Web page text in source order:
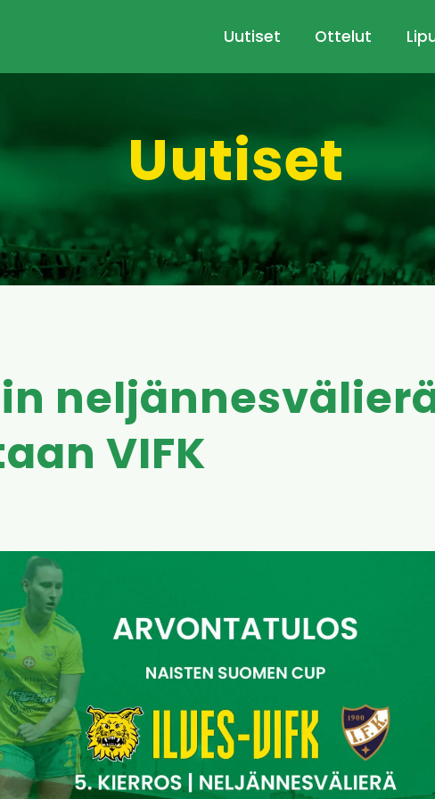
Uutiset Ottelut
Uutiset
VIFK